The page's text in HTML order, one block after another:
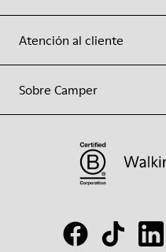
Atención al cliente
Sobre Camper